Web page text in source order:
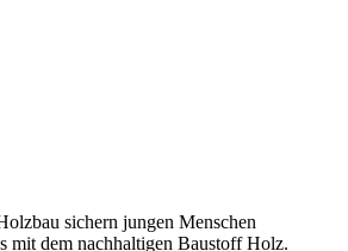
sichern jungen Menschen
mit dem nachhaltigen Baustoff Holz.